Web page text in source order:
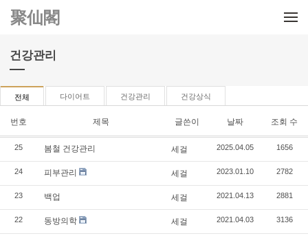
聚仙閣
건강관리
전체 다이어트 건강관리 건강상식
번호 제목 글쓴이 날짜 조회 수
25 봄철 건강관리 세걸 2025.04.05 1656
24 피부관리 세걸 2023.01.10 2782
23 백업 세걸 2021.04.13 2881
22 동방의학 세걸 2021.04.03 3136